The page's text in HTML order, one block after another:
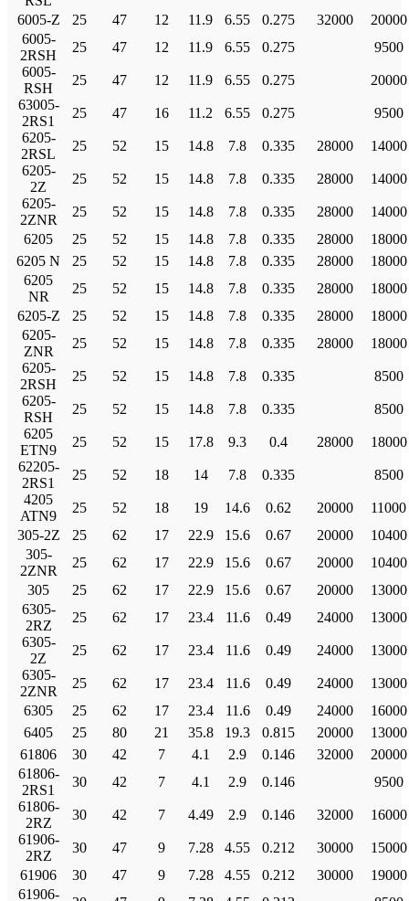
6005-Z
25 47 12 11.9 6.55 0.275 32000
20000
6005-
2RSH
25 47 12 11.9 6.55 0.275
9500
6005-
RSH
25 47 12 11.9 6.55 0.275
20000
63005-
2RS1
25 47 16 11.2 6.55 0.275
9500
6205-
2RSL
25 52 15 14.8 7.8 0.335 28000
14000
6205-
2Z
25 52 15 14.8 7.8 0.335 28000
14000
6205-
2ZNR
25 52 15 14.8 7.8 0.335 28000
14000
6205
25 52 15 14.8 7.8 0.335 28000
18000
6205 N
25 52 15 14.8 7.8 0.335 28000
18000
6205
NR
25 52 15 14.8 7.8 0.335 28000
18000
6205-Z
25 52 15 14.8 7.8 0.335 28000
18000
6205-
ZNR
25 52 15 14.8 7.8 0.335 28000
18000
6205-
2RSH
25 52 15 14.8 7.8 0.335
8500
6205-
RSH
25 52 15 14.8 7.8 0.335
8500
6205
ETN9
25 52 15 17.8 9.3 0.4 28000
18000
62205-
2RS1
25 52 18 14 7.8 0.335
8500
4205
ATN9
25 52 18 19 14.6 0.62 20000
11000
305-2Z
25 62 17 22.9 15.6 0.67 20000
10400
305-
2ZNR
25 62 17 22.9 15.6 0.67 20000
10400
305
25 62 17 22.9 15.6 0.67 20000
13000
6305-
2RZ
25 62 17 23.4 11.6 0.49 24000
13000
6305-
2Z
25 62 17 23.4 11.6 0.49 24000
13000
6305-
2ZNR
25 62 17 23.4 11.6 0.49 24000
13000
6305
25 62 17 23.4 11.6 0.49 24000
16000
6405
25 80 21 35.8 19.3 0.815 20000
13000
61806
30 42 7 4.1 2.9 0.146 32000
20000
61806-
2RS1
30 42 7 4.1 2.9 0.146
9500
61806-
2RZ
30 42 7 4.49 2.9 0.146 32000
16000
61906-
2RZ
30 47 9 7.28 4.55 0.212 30000
15000
61906
30 47 9 7.28 4.55 0.212 30000
19000
61906-